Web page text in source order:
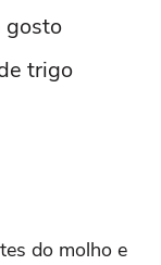
gosto
trigo
do molho e